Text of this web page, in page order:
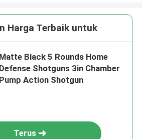
Harga Terbaik untuk
Matte Black 5 Rounds Home
Defense Shotguns 3in Chamber
Pump Action Shotgun
Terus